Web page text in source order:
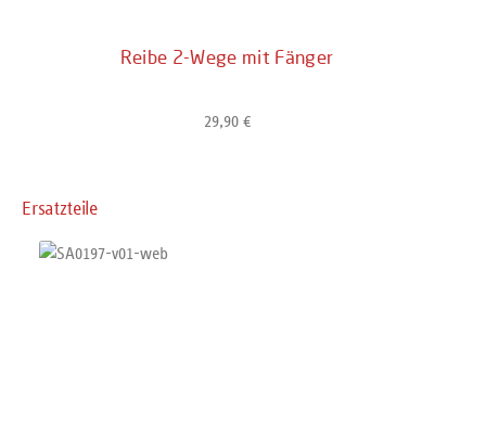
Reibe 2-Wege mit Fänger
Regulärer Preis:
29,90 €
Produktgalerie überspringen
Ersatzteile